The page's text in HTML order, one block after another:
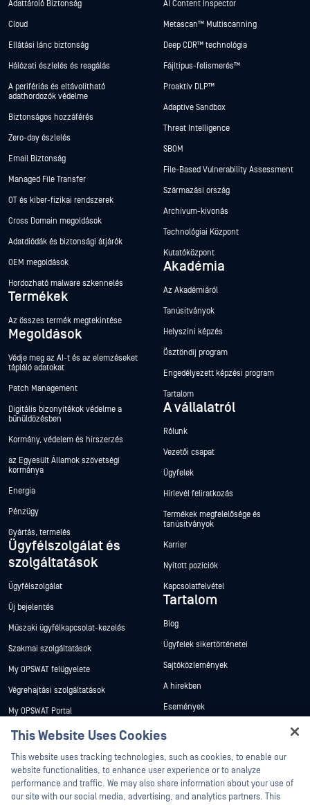
Adattároló Biztonság
Cloud
Ellátási lánc biztonság
Hálózati észlelés és reagálás
A perifériás és eltávolítható
adathordozók védelme
Biztonságos hozzáférés
Zero-day észlelés
Email Biztonság
Managed File Transfer
OT és kiber-fizikai rendszerek
Cross Domain megoldások
Adatdiódák és biztonsági átjárók
OEM megoldások
Hordozható malware szkennelés
Termékek
Az összes termék megtekintése
Megoldások
Védje meg az AI-t és az elemzéseket
tápláló adatokat
Patch Management
Digitális bizonyítékok védelme a
bűnüldözésben
Kormány, védelem és hírszerzés
az Egyesült Államok szövetségi
kormánya
Energia
Pénzügy
Gyártás, termelés
Ügyfélszolgálat és
szolgáltatások
Ügyfélszolgálat
Új bejelentés
Műszaki ügyfélkapcsolat-kezelés
Szakmai szolgáltatások
My OPSWAT felügyelete
Végrehajtási szolgáltatások
My OPSWAT Portal
Műszaki dokumentáció
Képzések
Biztonsági sebezhetőségi program
Partnerek
AI Content Inspector
Metascan™ Multiscanning
Deep CDR™ technológia
Fájltípus-felismerés™
Proaktív DLP™
Adaptive Sandbox
Threat Intelligence
SBOM
File-Based Vulnerability Assessment
Származási ország
Archívum-kivonás
Technológiai Központ
Kutatóközpont
Akadémia
Az Akadémiáról
Tanúsítványok
Helyszíni képzés
Ösztöndíj program
Engedélyezett képzési program
Tartalom
A vállalatról
Rólunk
Vezetői csapat
Ügyfelek
Hírlevél feliratkozás
Termékek megfelelősége és
tanúsítványok
Karrier
Nyitott pozíciók
Kapcsolatfelvétel
Tartalom
Blog
Ügyfelek sikertörténetei
Sajtóközlemények
A hírekben
Események
Fehér könyvek
This Website Uses Cookies
This website uses tracking technologies, such as cookies, to enable our
website functionalities, to enhance user experience or to analyze
performance and traffic. We may also share information about your use of
our site with our social media, advertising, and analytics partners. This
Hey there!
I'm Ozzy, your OPSWAT virtual assistant.
How can I help you secure what's critical
today?